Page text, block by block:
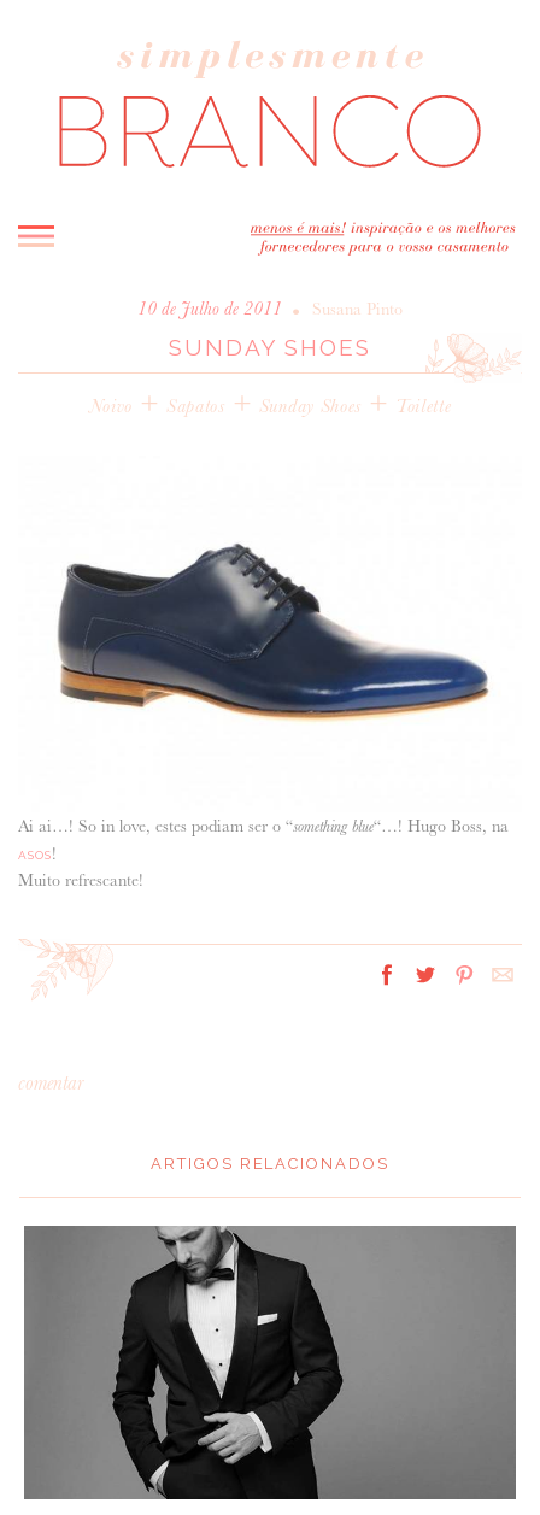
INICIO
BLOG
ENTREVISTAS
FORNECEDORES RECOMENDADOS
ANUNCIE CONNOSCO
10 de Julho de 2011 • Susana Pinto
SUNDAY SHOES
Noivo + Sapatos + Sunday Shoes + Toilette
Ai ai…! So in love, estes podiam ser o “something blue“…! Hugo Boss, na
ASOS!
Muito refrescante!
comentar
ARTIGOS RELACIONADOS